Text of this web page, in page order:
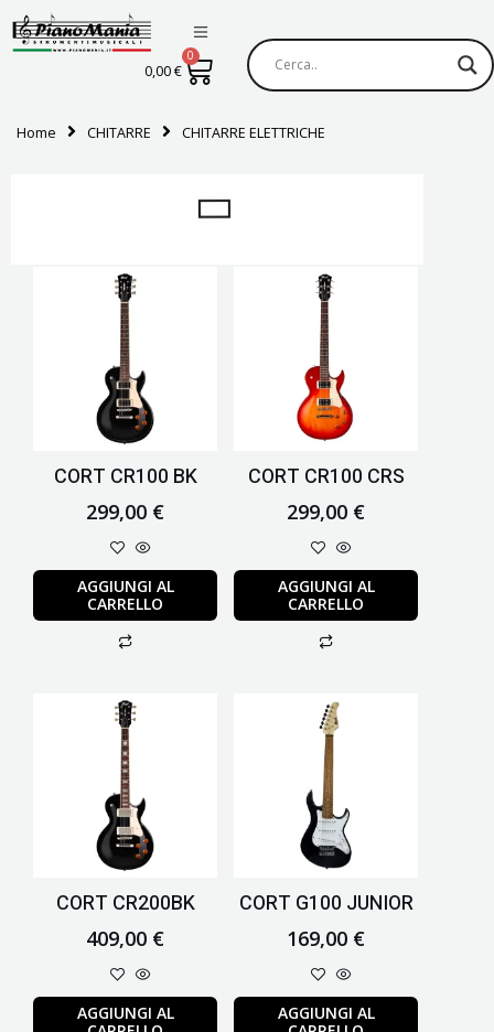
0,00€
0
Carrello
Home CHITARRE CHITARRE ELETTRICHE
CORT CR100 BK
299,00 €
AGGIUNGI AL
CARRELLO
CORT CR100 CRS
299,00 €
AGGIUNGI AL
CARRELLO
CORT CR200BK
409,00 €
AGGIUNGI AL
CORT G100 JUNIOR
169,00 €
AGGIUNGI AL